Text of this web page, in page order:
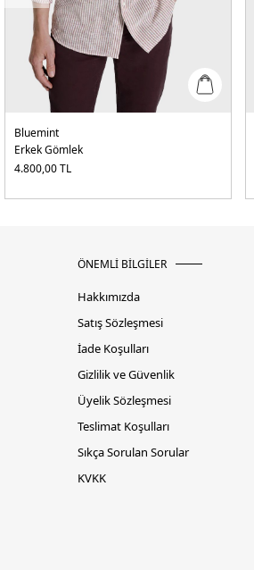
Bluemint
Erkek Gömlek
4.800,00TL
ÖNEMLİ BİLGİLER
Hakkımızda
Satış Sözleşmesi
İade Koşulları
Gizlilik ve Güvenlik
Üyelik Sözleşmesi
Teslimat Koşulları
Sıkça Sorulan Sorular
KVKK